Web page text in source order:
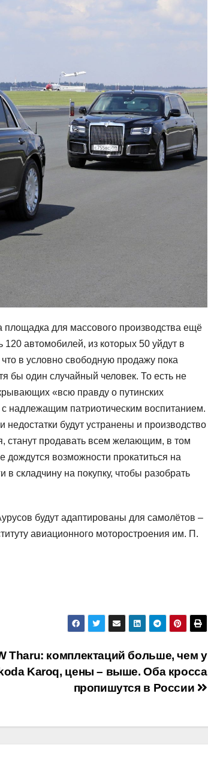
площадка для массового производства ещё
автомобилей, из которых 50 уйдут в
в условно свободную продажу пока
бы один случайный человек. То есть не
«всю правду о путинских
надлежащим патриотическим воспитанием.
будут устранены и производство
станут продавать всем желающим, в том
возможности прокатиться на
складчину на покупку, чтобы разобрать
будут адаптированы для самолётов –
авиационного моторостроения им. П.
Tharu: комплектаций больше, чем у
Karoq, цены – выше. Оба кросса
пропишутся в России